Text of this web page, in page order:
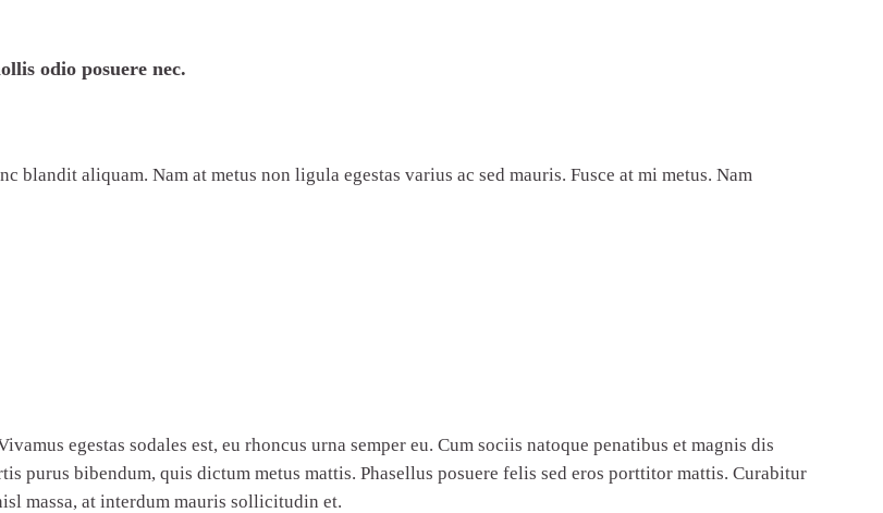
odio posuere nec.
aliquam. Nam at metus non ligula egestas varius ac sed mauris. Fusce at mi metus. Nam
egestas sodales est, eu rhoncus urna semper eu. Cum sociis natoque penatibus et magnis dis
purus bibendum, quis dictum metus mattis. Phasellus posuere felis sed eros porttitor mattis. Curabitur
massa, at interdum mauris sollicitudin et.